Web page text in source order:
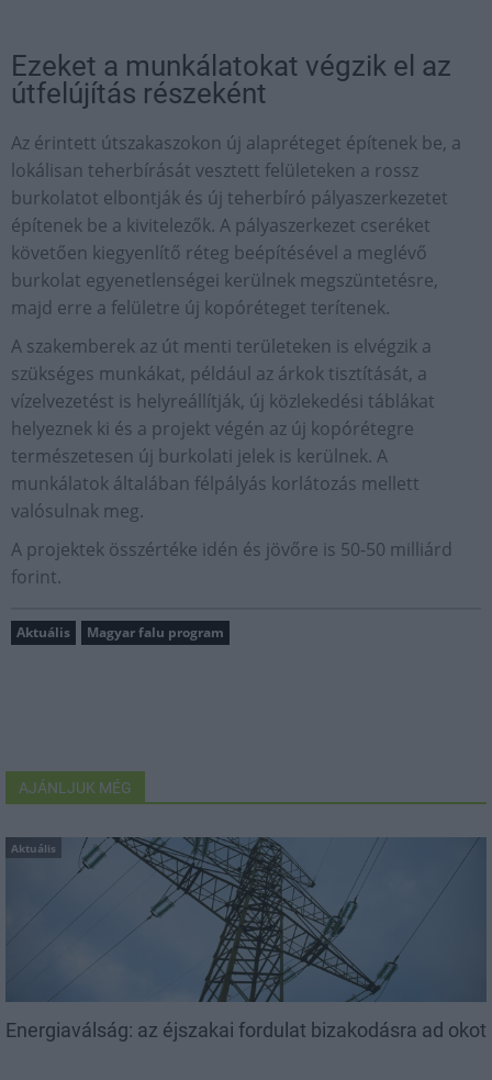
Ezeket a munkálatokat végzik el az
útfelújítás részeként
Az érintett útszakaszokon új alapréteget építenek be, a
lokálisan teherbírását vesztett felületeken a rossz
burkolatot elbontják és új teherbíró pályaszerkezetet
építenek be a kivitelezők. A pályaszerkezet cseréket
követően kiegyenlítő réteg beépítésével a meglévő
burkolat egyenetlenségei kerülnek megszüntetésre,
majd erre a felületre új kopóréteget terítenek.
A szakemberek az út menti területeken is elvégzik a
szükséges munkákat, például az árkok tisztítását, a
vízelvezetést is helyreállítják, új közlekedési táblákat
helyeznek ki és a projekt végén az új kopórétegre
természetesen új burkolati jelek is kerülnek. A
munkálatok általában félpályás korlátozás mellett
valósulnak meg.
A projektek összértéke idén és jövőre is 50-50 milliárd
forint.
Aktuális Magyar falu program
AJÁNLJUK MÉG
Aktuális
Energiaválság: az éjszakai fordulat bizakodásra ad okot